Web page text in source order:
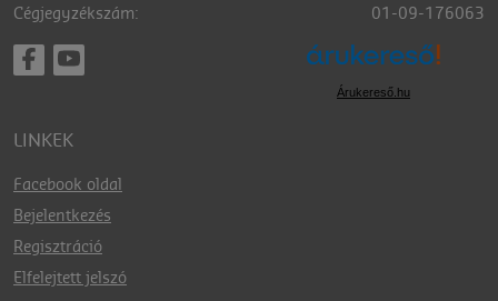
Cégjegyzékszám:
01-09-176063
Árukereső.hu
LINKEK
Facebook oldal
Bejelentkezés
Regisztráció
Elfelejtett jelszó